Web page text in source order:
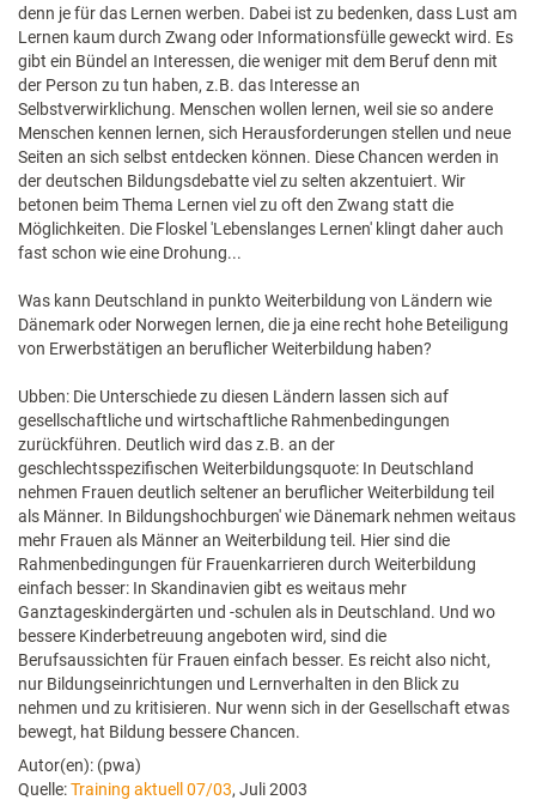
denn je für das Lernen werben. Dabei ist zu bedenken, dass Lust am
Lernen kaum durch Zwang oder Informationsfülle geweckt wird. Es
gibt ein Bündel an Interessen, die weniger mit dem Beruf denn mit
der Person zu tun haben, z.B. das Interesse an
Selbstverwirklichung. Menschen wollen lernen, weil sie so andere
Menschen kennen lernen, sich Herausforderungen stellen und neue
Seiten an sich selbst entdecken können. Diese Chancen werden in
der deutschen Bildungsdebatte viel zu selten akzentuiert. Wir
betonen beim Thema Lernen viel zu oft den Zwang statt die
Möglichkeiten. Die Floskel 'Lebenslanges Lernen' klingt daher auch
fast schon wie eine Drohung...
Was kann Deutschland in punkto Weiterbildung von Ländern wie
Dänemark oder Norwegen lernen, die ja eine recht hohe Beteiligung
von Erwerbstätigen an beruflicher Weiterbildung haben?
Ubben: Die Unterschiede zu diesen Ländern lassen sich auf
gesellschaftliche und wirtschaftliche Rahmenbedingungen
zurückführen. Deutlich wird das z.B. an der
geschlechtsspezifischen Weiterbildungsquote: In Deutschland
nehmen Frauen deutlich seltener an beruflicher Weiterbildung teil
als Männer. In Bildungshochburgen' wie Dänemark nehmen weitaus
mehr Frauen als Männer an Weiterbildung teil. Hier sind die
Rahmenbedingungen für Frauenkarrieren durch Weiterbildung
einfach besser: In Skandinavien gibt es weitaus mehr
Ganztageskindergärten und -schulen als in Deutschland. Und wo
bessere Kinderbetreuung angeboten wird, sind die
Berufsaussichten für Frauen einfach besser. Es reicht also nicht,
nur Bildungseinrichtungen und Lernverhalten in den Blick zu
nehmen und zu kritisieren. Nur wenn sich in der Gesellschaft etwas
bewegt, hat Bildung bessere Chancen.
Autor(en): (pwa)
Quelle:Training aktuell 07/03, Juli 2003